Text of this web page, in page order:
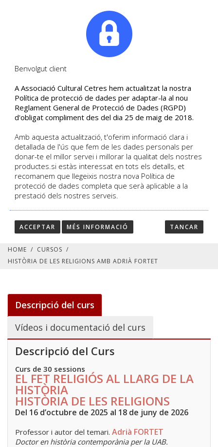
HISTÒRIA DE LES
RELIGIONS amb Adrià
FORTET
EL fet religiós al llarg de la història -
30 classes
DETALL DEL CURS
Data d'inici 10/2025
Català
Curs presencial | Sense places disponibles
HOME / CURSOS /
HISTÒRIA DE LES RELIGIONS AMB ADRIÀ FORTET
Descripció del curs
Vídeos i documentació del curs
Descripció del Curs
Curs de 30 sessions
EL FET RELIGIÓS AL LLARG DE LA
HISTÒRIA
HISTÒRIA DE LES RELIGIONS
Del 16 d’octubre de 2025 al 18 de juny de 2026
Professor i autor del temari. Adrià FORTET
Doctor en història contemporània per la UAB.
Benvolgut client
A Associació Cultural Cetres hem actualitzat la nostra
Política de protecció de dades per adaptar-la al nou
Reglament General de Protecció de Dades (RGPD)
d'obligat compliment des del dia 25 de maig de 2018.
Amb aquesta actualització, t'oferim informació clara i
detallada de l'ús que fem de les dades personals per
donar-te el millor servei i millorar la qualitat dels nostres
productes.si estàs interessat en tots els detalls, et
recomanem que llegeixis nostra nova Política de
protecció de dades completa que serà aplicable a la
prestació dels nostres serveis.
ACCEPTAR MÉS INFORMACIÓ TANCAR